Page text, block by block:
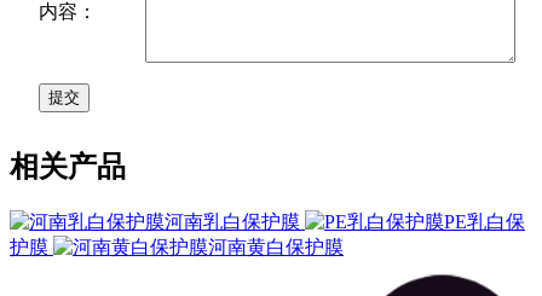
内容：
相关产品
河南乳白保护膜
PE乳白保
护膜
河南黄白保护膜